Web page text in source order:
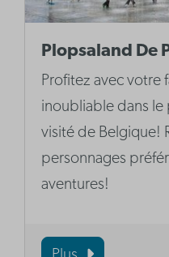
Plopsaland De
Profitez avec votre
inoubliable dans le
visité de Belgique!
personnages
aventures!